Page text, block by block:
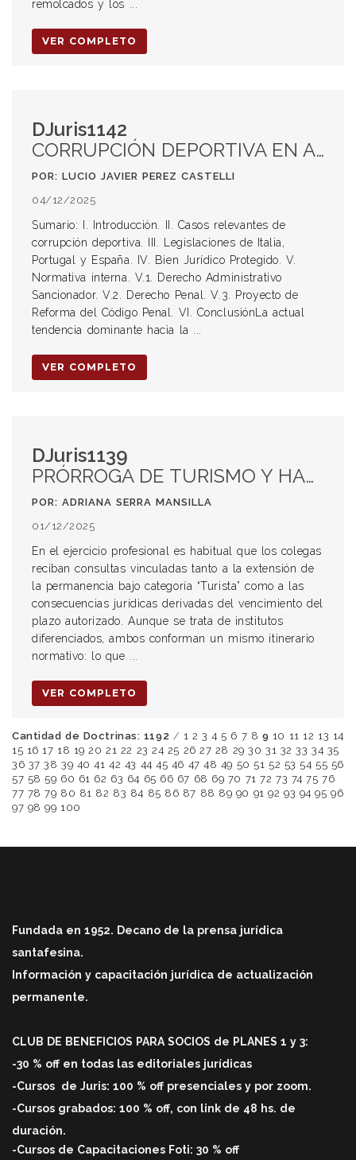
remolcados y los ...
VER COMPLETO
DJuris1142
CORRUPCIÓN DEPORTIVA EN ARGENTINA: REFLEXIONES A PARTIR DEL PROYECTO DE REFORMA DEL CÓDIGO PENAL
POR: LUCIO JAVIER PEREZ CASTELLI
04/12/2025
Sumario: I. Introducción. II. Casos relevantes de
corrupción deportiva. III. Legislaciones de Italia,
Portugal y España. IV. Bien Jurídico Protegido. V.
Normativa interna. V.1. Derecho Administrativo
Sancionador. V.2. Derecho Penal. V.3. Proyecto de
Reforma del Código Penal. VI. ConclusiónLa actual
tendencia dominante hacia la ...
VER COMPLETO
DJuris1139
PRÓRROGA DE TURISMO Y HABILITACIÓN DE SALIDA EN ARGENTINA
POR: ADRIANA SERRA MANSILLA
01/12/2025
En el ejercicio profesional es habitual que los colegas
reciban consultas vinculadas tanto a la extensión de
la permanencia bajo categoría “Turista” como a las
consecuencias jurídicas derivadas del vencimiento del
plazo autorizado. Aunque se trata de institutos
diferenciados, ambos conforman un mismo itinerario
normativo: lo que ...
VER COMPLETO
Cantidad de Doctrinas: 1192 / 1 2 3 4 5 6 7 8 9 10 11 12 13 14
15 16 17 18 19 20 21 22 23 24 25 26 27 28 29 30 31 32 33 34 35
36 37 38 39 40 41 42 43 44 45 46 47 48 49 50 51 52 53 54 55 56
57 58 59 60 61 62 63 64 65 66 67 68 69 70 71 72 73 74 75 76
77 78 79 80 81 82 83 84 85 86 87 88 89 90 91 92 93 94 95 96
97 98 99 100
Fundada en 1952. Decano de la prensa jurídica
santafesina.
Información y capacitación jurídica de actualización
permanente.
CLUB DE BENEFICIOS PARA SOCIOS de PLANES 1 y 3:
-30 % off en todas las editoriales jurídicas
-Cursos de Juris: 100 % off presenciales y por zoom.
-Cursos grabados: 100 % off, con link de 48 hs. de
duración.
-Cursos de Capacitaciones Foti: 30 % off